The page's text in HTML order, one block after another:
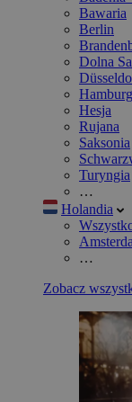
Bawaria
Berlin
Dolna
Hamburg
Hesja
Rujana
Saksonia
Turyngia
…
Holandia
…
Zobacz